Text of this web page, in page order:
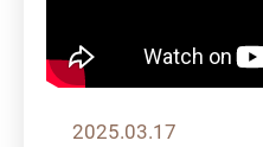
2025.03.17